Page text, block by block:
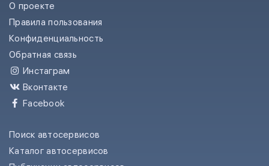
О проекте
Правила пользования
Конфиденциальность
Обратная связь
Инстаграм
Вконтакте
Facebook
Поиск автосервисов
Каталог автосервисов